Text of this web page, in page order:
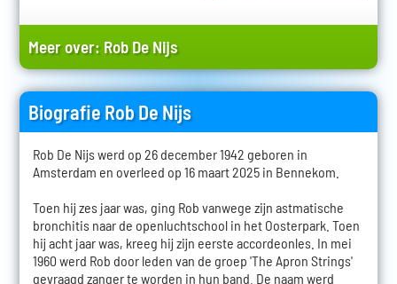
Meer over: Rob De Nijs
Biografie Rob De Nijs
Rob De Nijs werd op 26 december 1942 geboren in
Amsterdam en overleed op 16 maart 2025 in Bennekom.
Toen hij zes jaar was, ging Rob vanwege zijn astmatische
bronchitis naar de openluchtschool in het Oosterpark. Toen
hij acht jaar was, kreeg hij zijn eerste accordeonles. In mei
1960 werd Rob door leden van de groep 'The Apron Strings'
gevraagd zanger te worden in hun band. De naam werd